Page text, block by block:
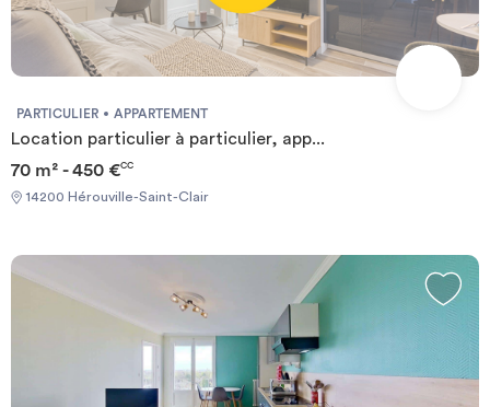
PARTICULIER APPARTEMENT
Location particulier à particulier, app...
70 m² - 450 €CC
14200 Hérouville-Saint-Clair